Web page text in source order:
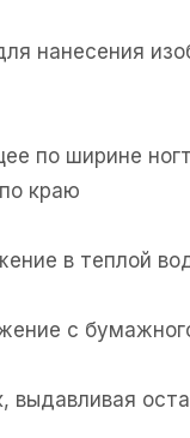
нанесения
по ширине
краю
в теплой
с
выдавливая